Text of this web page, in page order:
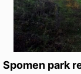
Spomen park